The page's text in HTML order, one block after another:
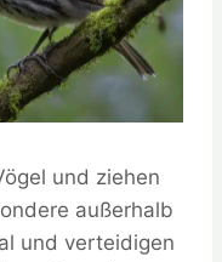
und ziehen
außerhalb
und verteidigen